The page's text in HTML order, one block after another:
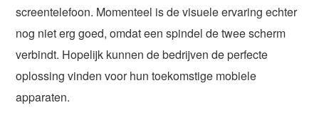
screentelefoon. Momenteel is de visuele ervaring echter
nog niet erg goed, omdat een spindel de twee scherm
verbindt. Hopelijk kunnen de bedrijven de perfecte
oplossing vinden voor hun toekomstige mobiele
apparaten.